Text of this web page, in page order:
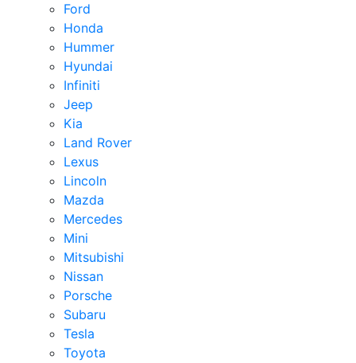
Ford
Honda
Hummer
Hyundai
Infiniti
Jeep
Kia
Land Rover
Lexus
Lincoln
Mazda
Mercedes
Mini
Mitsubishi
Nissan
Porsche
Subaru
Tesla
Toyota